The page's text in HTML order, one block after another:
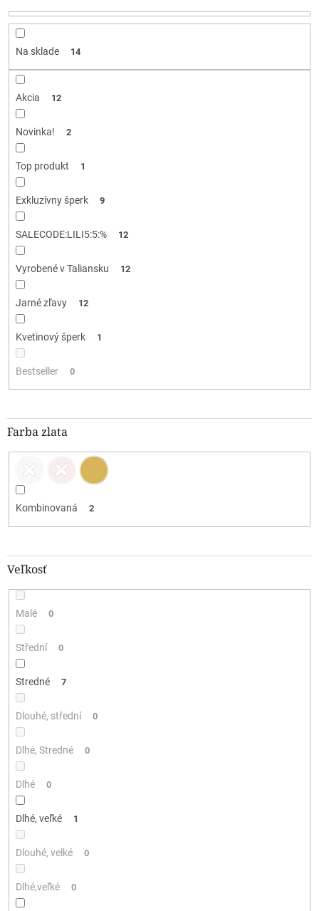
r
Na sklade 14
Akcia 12
Novinka! 2
Top produkt 1
Exkluzívny šperk 9
SALECODE:LILI5:5:% 12
Vyrobené v Taliansku 12
Jarné zľavy 12
Kvetinový šperk 1
Bestseller 0
Farba zlata
Kombinovaná 2
Veľkosť
Malé 0
Střední 0
Stredné 7
Dlouhé, střední 0
Dlhé, Stredné 0
Dlhé 0
Dlhé, veľké 1
Dlouhé, velké 0
Dlhé,veľké 0